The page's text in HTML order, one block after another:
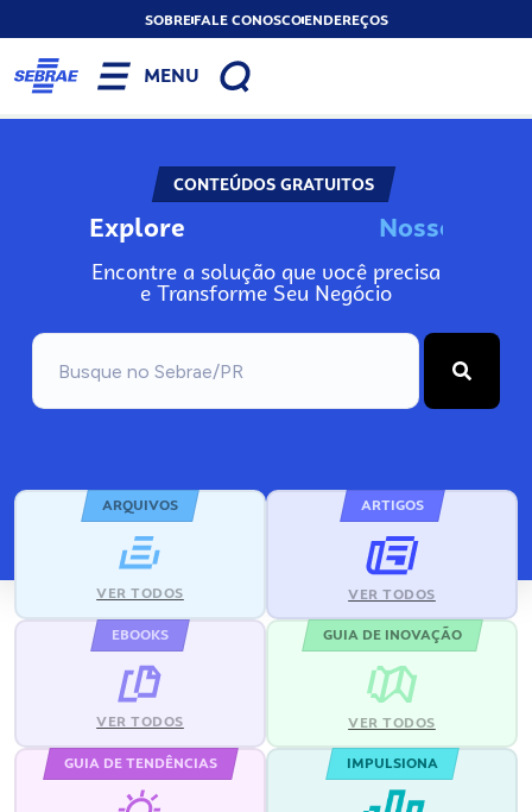
SOBREFALE CONOSCOENDEREÇOS
MENU
CONTEÚDOS GRATUITOS
Explore Nosso
Encontre a solução que você precisa
e Transforme Seu Negócio
ARQUIVOS
VER TODOS
ARTIGOS
VER TODOS
EBOOKS
VER TODOS
GUIA DE INOVAÇÃO
VER TODOS
GUIA DE TENDÊNCIAS IMPULSIONA